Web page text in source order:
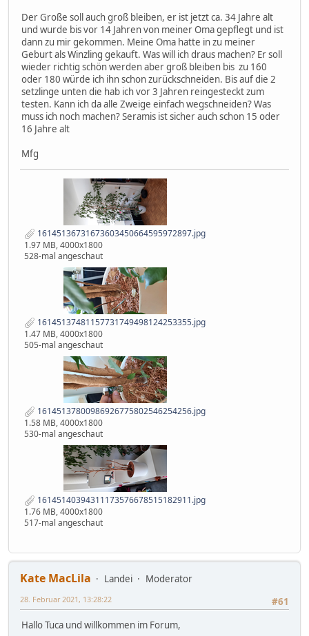
Der Große soll auch groß bleiben, er ist jetzt ca. 34 Jahre alt
und wurde bis vor 14 Jahren von meiner Oma gepflegt und ist
dann zu mir gekommen. Meine Oma hatte in zu meiner
Geburt als Winzling gekauft. Was will ich draus machen? Er soll
wieder richtig schön werden aber groß bleiben bis zu 160
oder 180 würde ich ihn schon zurückschneiden. Bis auf die 2
setzlinge unten die hab ich vor 3 Jahren reingesteckt zum
testen. Kann ich da alle Zweige einfach wegschneiden? Was
muss ich noch machen? Seramis ist sicher auch schon 15 oder
16 Jahre alt
Mfg
16145136731673603450664595972897.jpg
1.97 MB, 4000x1800
528-mal angeschaut
16145137481157731749498124253355.jpg
1.47 MB, 4000x1800
505-mal angeschaut
16145137800986926775802546254256.jpg
1.58 MB, 4000x1800
530-mal angeschaut
16145140394311173576678515182911.jpg
1.76 MB, 4000x1800
517-mal angeschaut
Kate MacLila Landei
Moderator
#61
28. Februar 2021, 13:28:22
Hallo Tuca und willkommen im Forum,